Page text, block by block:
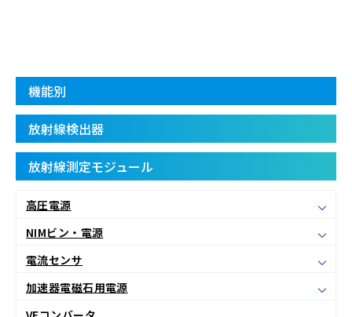
機能別
放射線検出器
放射線測定モジュール
高圧電源
NIMビン・電源
電流センサ
加速器電磁石用電源